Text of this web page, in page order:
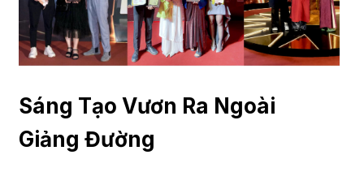
Sáng Tạo Vươn Ra Ngoài
Giảng Đường